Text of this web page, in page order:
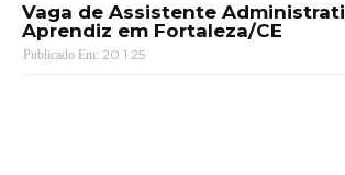
Vaga de Assistente
Aprendiz em Fortaleza/CE
20.1.25